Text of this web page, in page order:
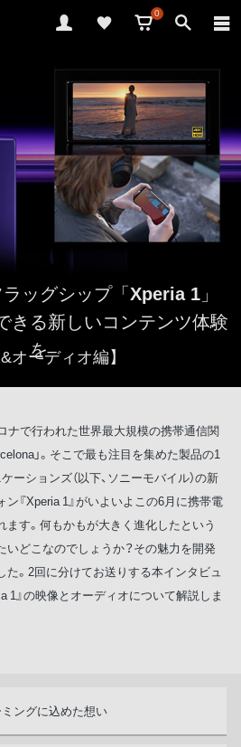
0
ッグシップ「 Xperia 1 」
きる新しいコンテンツ体験
を
&オーディオ編】
ナで行われた世界最大規模の携帯通信関
」。そこで最も注目を集めた製品の1
ーションズ（以下、ソニーモバイル）の新
『Xperia 1』がいよいよこの6月に携帯電
す。何もかもが大きく進化したという
どこなのでしょうか？その魅力を開発
た。2回に分けてお送りする本インタビュ
1』の映像とオーディオについて解説しま
ミングに込めた想い